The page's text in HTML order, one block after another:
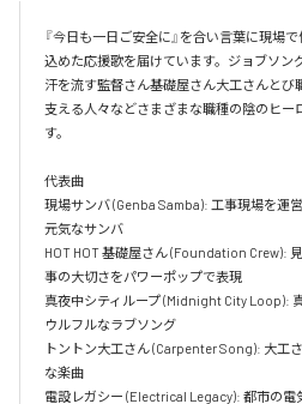
『今日も一日ご安全に』を合い言葉に現場
込めた応援歌を届けています。ジョブソン
汗を流す監督さん基礎屋さん大工さんとび
支える人々などさまざまな職種の陰のヒー
す。
代表曲
現場サンバ (Genba Samba): 工事現場を運
元気なサンバ
HOT HOT 基礎屋さん (Foundation Crew):
事の大切さをパワーポップで表現
真夜中シティループ (Midnight City Loop):
ウルフルなラブソング
トントン大工さん (Carpenter Song): 大工
な楽曲
電設レガシー (Electrical Legacy): 都市の